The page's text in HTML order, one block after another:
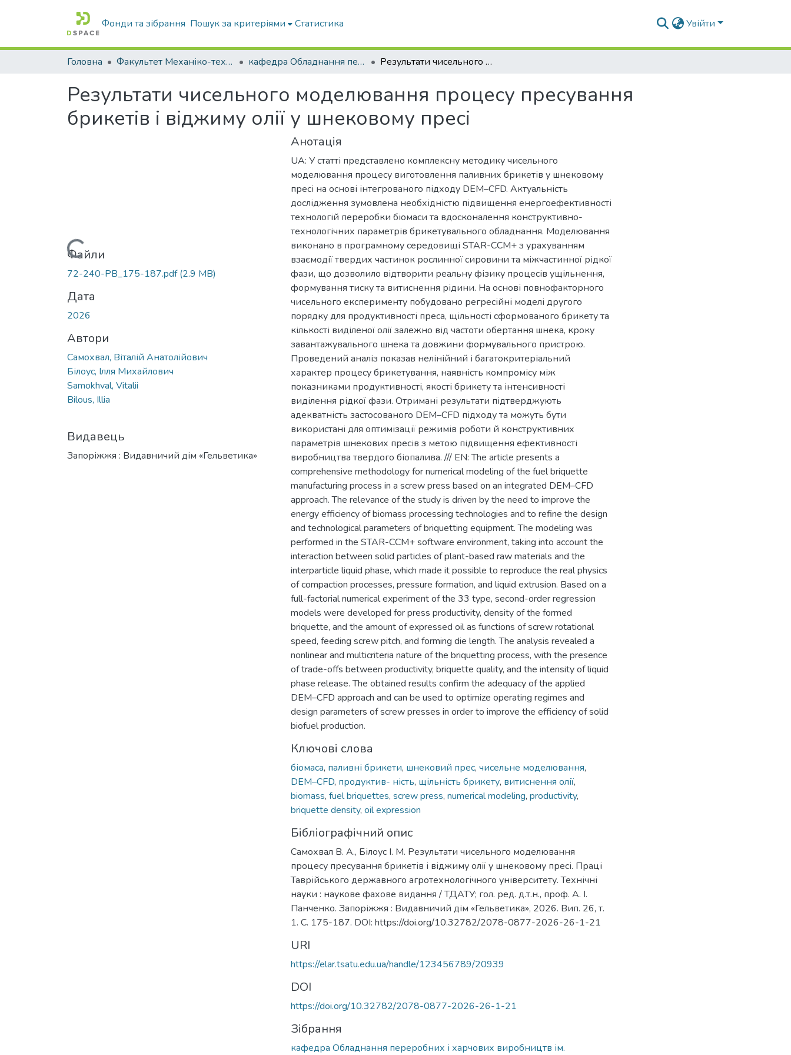
Фонди та зібрання Пошук за критеріями Статистика Увійти
Головна Факультет Механіко-технологічний кафедра Обладнання переробних і харчових виробництв ім. професора Ф.Ю. Ялпачика Результати чисельного моделювання процесу пресування брикетів і віджиму олії у шнековому пресі
Результати чисельного моделювання процесу пресування
брикетів і віджиму олії у шнековому пресі
Вантажиться...
Файли
72-240-PB_175-187.pdf(2.9 MB)
Дата
2026
Автори
Самохвал, Віталій Анатолійович
Білоус, Ілля Михайлович
Samokhval, Vitalii
Bilous, Illia
Видавець
Запоріжжя : Видавничий дім «Гельветика»
Анотація
UA: У статті представлено комплексну методику чисельного
моделювання процесу виготовлення паливних брикетів у шнековому
пресі на основі інтегрованого підходу DEM–CFD. Актуальність
дослідження зумовлена необхідністю підвищення енергоефективності
технологій переробки біомаси та вдосконалення конструктивно-
технологічних параметрів брикетувального обладнання. Моделювання
виконано в програмному середовищі STAR-CCM+ з урахуванням
взаємодії твердих частинок рослинної сировини та міжчастинної рідкої
фази, що дозволило відтворити реальну фізику процесів ущільнення,
формування тиску та витиснення рідини. На основі повнофакторного
чисельного експерименту побудовано регресійні моделі другого
порядку для продуктивності преса, щільності сформованого брикету та
кількості виділеної олії залежно від частоти обертання шнека, кроку
завантажувального шнека та довжини формувального пристрою.
Проведений аналіз показав нелінійний і багатокритеріальний
характер процесу брикетування, наявність компромісу між
показниками продуктивності, якості брикету та інтенсивності
виділення рідкої фази. Отримані результати підтверджують
адекватність застосованого DEM–CFD підходу та можуть бути
використані для оптимізації режимів роботи й конструктивних
параметрів шнекових пресів з метою підвищення ефективності
виробництва твердого біопалива. /// EN: The article presents a
comprehensive methodology for numerical modeling of the fuel briquette
manufacturing process in a screw press based on an integrated DEM–CFD
approach. The relevance of the study is driven by the need to improve the
energy efficiency of biomass processing technologies and to refine the design
and technological parameters of briquetting equipment. The modeling was
performed in the STAR-CCM+ software environment, taking into account the
interaction between solid particles of plant-based raw materials and the
interparticle liquid phase, which made it possible to reproduce the real physics
of compaction processes, pressure formation, and liquid extrusion. Based on a
full-factorial numerical experiment of the 33 type, second-order regression
models were developed for press productivity, density of the formed
briquette, and the amount of expressed oil as functions of screw rotational
speed, feeding screw pitch, and forming die length. The analysis revealed a
nonlinear and multicriteria nature of the briquetting process, with the presence
of trade-offs between productivity, briquette quality, and the intensity of liquid
phase release. The obtained results confirm the adequacy of the applied
DEM–CFD approach and can be used to optimize operating regimes and
design parameters of screw presses in order to improve the efficiency of solid
biofuel production.
Ключові слова
біомаса, паливні брикети, шнековий прес, чисельне моделювання,
DEM–CFD, продуктив- ність, щільність брикету, витиснення олії,
biomass, fuel briquettes, screw press, numerical modeling, productivity,
briquette density, oil expression
Бібліографічний опис
Самохвал В. А., Білоус І. М. Результати чисельного моделювання
процесу пресування брикетів і віджиму олії у шнековому пресі. Праці
Таврійського державного агротехнологічного університету. Технічні
науки : наукове фахове видання / ТДАТУ; гол. ред. д.т.н., проф. А. І.
Панченко. Запоріжжя : Видавничий дім «Гельветика», 2026. Вип. 26, т.
1. С. 175-187. DOI: https://doi.org/10.32782/2078-0877-2026-26-1-21
URI
https://elar.tsatu.edu.ua/handle/123456789/20939
DOI
https://doi.org/10.32782/2078-0877-2026-26-1-21
Зібрання
кафедра Обладнання переробних і харчових виробництв ім.